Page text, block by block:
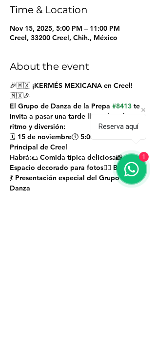
Time & Location
Nov 15, 2025, 5:00 PM – 11:00 PM
Creel, 33200 Creel, Chih., México
About the event
🎉🇲🇽 ¡KERMÉS MEXICANA en Creel!
🇲🇽🎉
El Grupo de Danza de la Prepa #8413 te
invita a pasar una tarde llena de
color,
ritmo y diversión:
🗓 15 de noviembre🕔 5:00 PM
Principal de Creel
Habrá:🌮 Comida típica deliciosa📸
Espacio decorado para fotos🤸‍♂️ Brincolín
💃 Presentación especial del Grupo de
Danza
Reserva aquí
1